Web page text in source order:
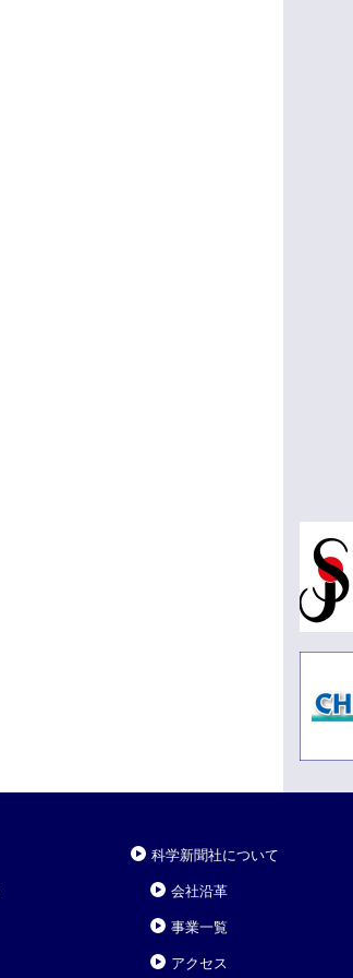
科学新聞社について
会社沿革
事業一覧
アクセス